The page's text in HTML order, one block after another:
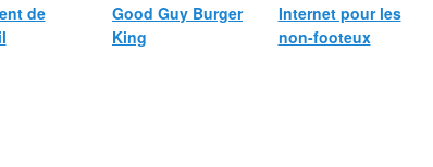
de
Good Guy Burger
King
Internet pour les
non-footeux